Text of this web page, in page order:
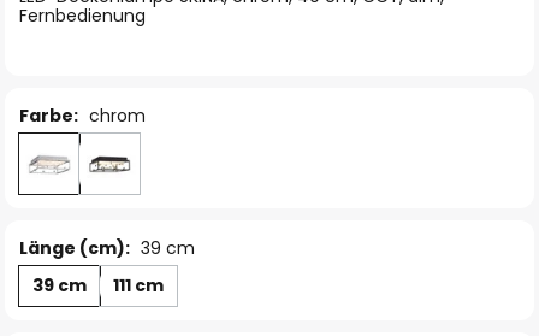
Fernbedienung
Farbe: chrom
Länge (cm): 39 cm
39 cm
111 cm